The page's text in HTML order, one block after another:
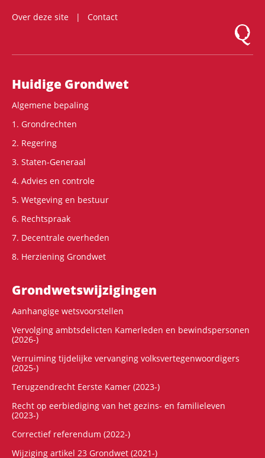
Over deze site
Contact
Logo
Hoofdnavigatie
Huidige Grondwet
Algemene bepaling
1. Grondrechten
2. Regering
3. Staten-Generaal
4. Advies en controle
5. Wetgeving en bestuur
6. Rechtspraak
7. Decentrale overheden
8. Herziening Grondwet
Grondwets­wijzigingen
Aanhangige wetsvoorstellen
Vervolging ambtsdelicten Kamerleden en bewindspersonen
(2026-)
Verruiming tijdelijke vervanging volksvertegenwoordigers
(2025-)
Terugzendrecht Eerste Kamer (2023-)
Recht op eerbiediging van het gezins- en familieleven
(2023-)
Correctief referendum (2022-)
Wijziging artikel 23 Grondwet (2021-)